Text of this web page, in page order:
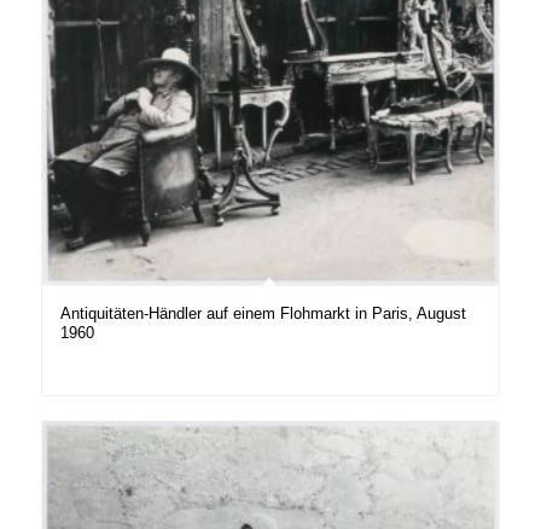
Antiquitäten-Händler auf einem Flohmarkt in Paris, August
1960